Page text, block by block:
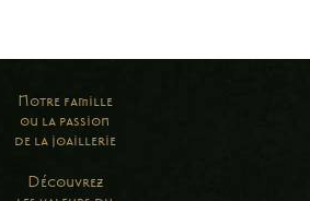
Notre famille
ou la passion
de la joaillerie
Découvrez